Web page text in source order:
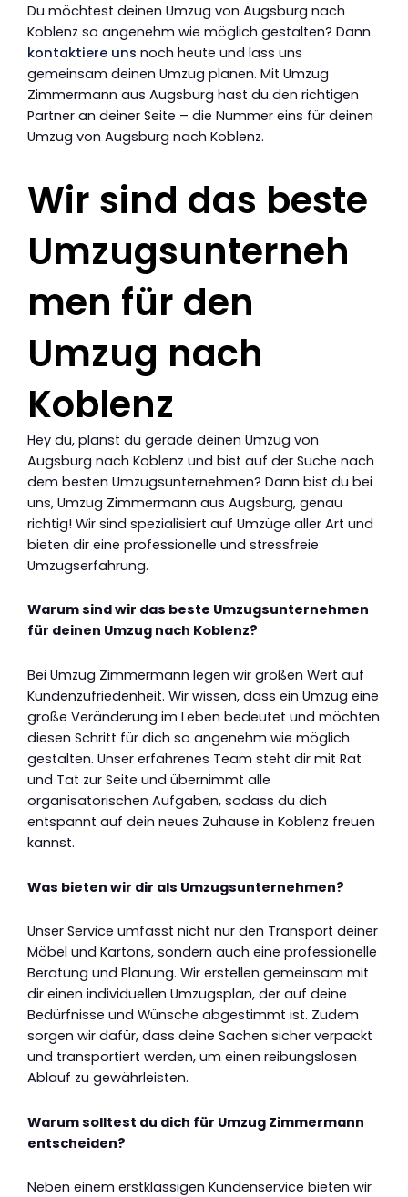
Du möchtest deinen Umzug von Augsburg nach
Koblenz so angenehm wie möglich gestalten? Dann
kontaktiere uns noch heute und lass uns
gemeinsam deinen Umzug planen. Mit Umzug
Zimmermann aus Augsburg hast du den richtigen
Partner an deiner Seite – die Nummer eins für deinen
Umzug von Augsburg nach Koblenz.
Wir sind das beste
Umzugsunterneh
men für den
Umzug nach
Koblenz
Hey du, planst du gerade deinen Umzug von
Augsburg nach Koblenz und bist auf der Suche nach
dem besten Umzugsunternehmen? Dann bist du bei
uns, Umzug Zimmermann aus Augsburg, genau
richtig! Wir sind spezialisiert auf Umzüge aller Art und
bieten dir eine professionelle und stressfreie
Umzugserfahrung.
Warum sind wir das beste Umzugsunternehmen
für deinen Umzug nach Koblenz?
Bei Umzug Zimmermann legen wir großen Wert auf
Kundenzufriedenheit. Wir wissen, dass ein Umzug eine
große Veränderung im Leben bedeutet und möchten
diesen Schritt für dich so angenehm wie möglich
gestalten. Unser erfahrenes Team steht dir mit Rat
und Tat zur Seite und übernimmt alle
organisatorischen Aufgaben, sodass du dich
entspannt auf dein neues Zuhause in Koblenz freuen
kannst.
Was bieten wir dir als Umzugsunternehmen?
Unser Service umfasst nicht nur den Transport deiner
Möbel und Kartons, sondern auch eine professionelle
Beratung und Planung. Wir erstellen gemeinsam mit
dir einen individuellen Umzugsplan, der auf deine
Bedürfnisse und Wünsche abgestimmt ist. Zudem
sorgen wir dafür, dass deine Sachen sicher verpackt
und transportiert werden, um einen reibungslosen
Ablauf zu gewährleisten.
Warum solltest du dich für Umzug Zimmermann
entscheiden?
Neben einem erstklassigen Kundenservice bieten wir